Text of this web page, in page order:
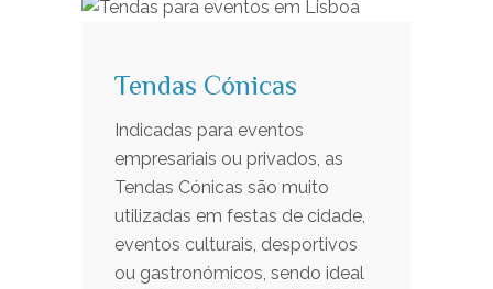
Tendas Cónicas
Indicadas para eventos
empresariais ou privados, as
Tendas Cónicas são muito
utilizadas em festas de cidade,
eventos culturais, desportivos
ou gastronómicos, sendo ideal